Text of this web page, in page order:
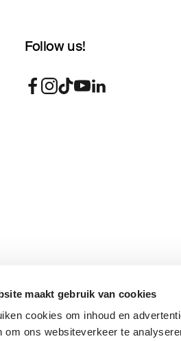
maakt gebruik van cookies
cookies om inhoud en
om ons websiteverkeer te
Follow us!